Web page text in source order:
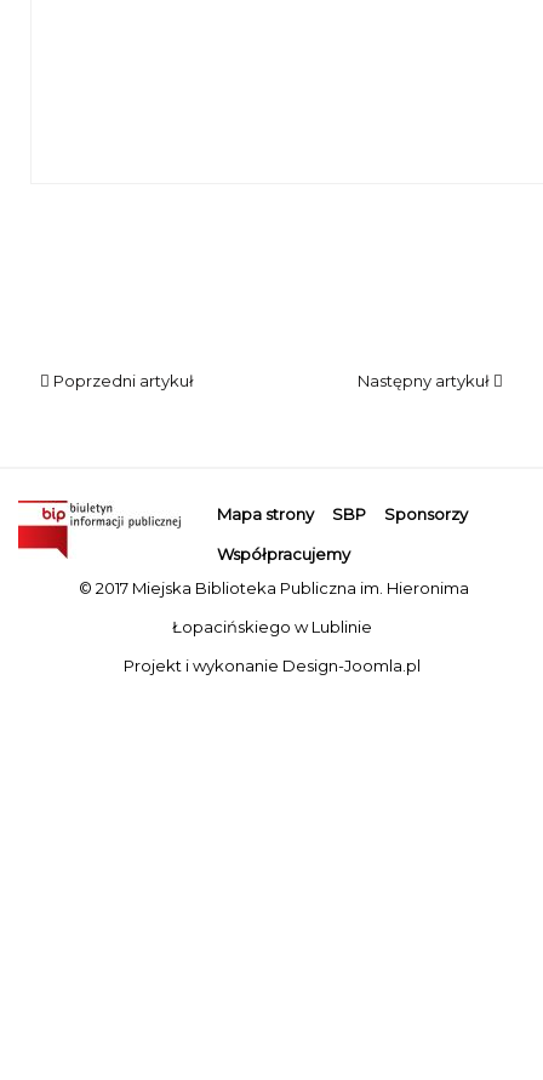
Poprzedni artykuł Następny artykuł
Mapa strony SBP Sponsorzy
Współpracujemy
© 2017 Miejska Biblioteka Publiczna im. Hieronima
Łopacińskiego w Lublinie
Projekt i wykonanie Design-Joomla.pl